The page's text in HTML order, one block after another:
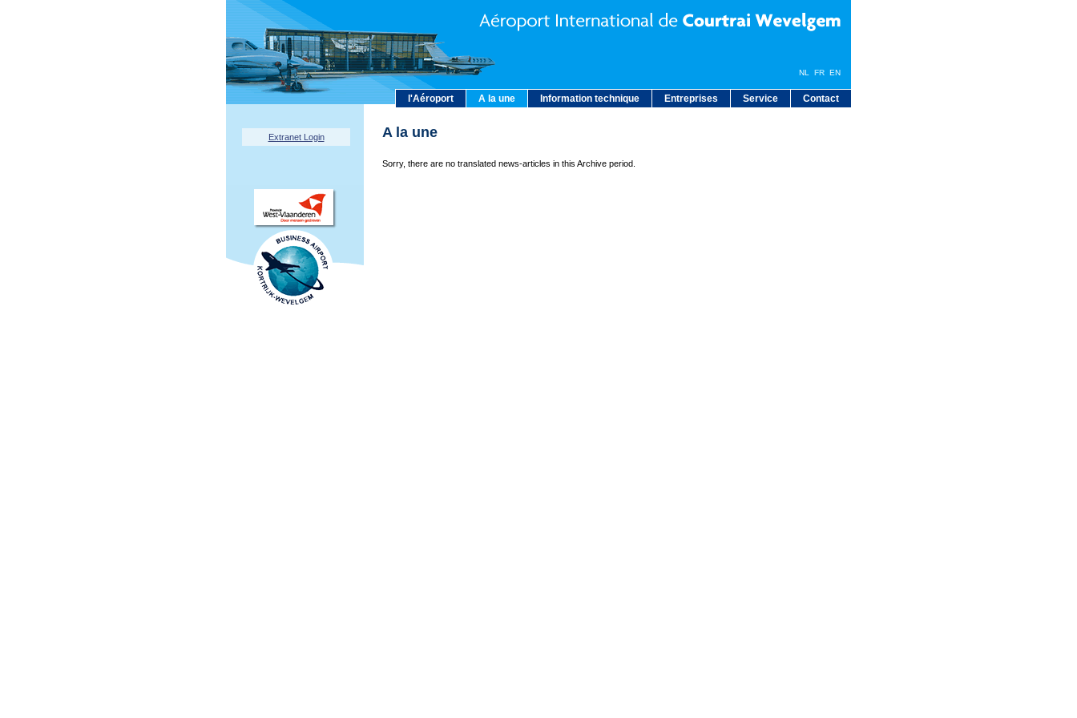
l'Aéroport A la une Information technique Entreprises Service Contact
NL FR EN
Extranet Login A la une
Sorry, there are no translated news-articles in this Archive period.